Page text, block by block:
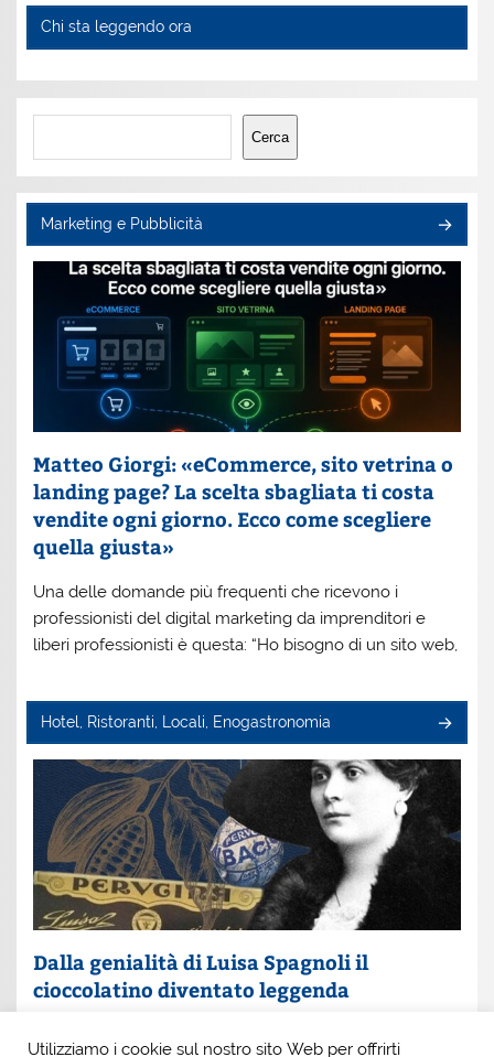
Chi sta leggendo ora
Cerca
Cerca
Marketing e Pubblicità
Matteo Giorgi: «eCommerce, sito vetrina o
landing page? La scelta sbagliata ti costa
vendite ogni giorno. Ecco come scegliere
quella giusta»
Una delle domande più frequenti che ricevono i
professionisti del digital marketing da imprenditori e
liberi professionisti è questa: “Ho bisogno di un sito web,
Hotel, Ristoranti, Locali, Enogastronomia
Dalla genialità di Luisa Spagnoli il
cioccolatino diventato leggenda
Utilizziamo i cookie sul nostro sito Web per offrirti